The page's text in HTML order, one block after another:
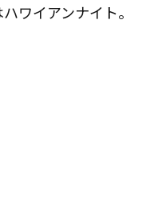
ワイアンナイト。